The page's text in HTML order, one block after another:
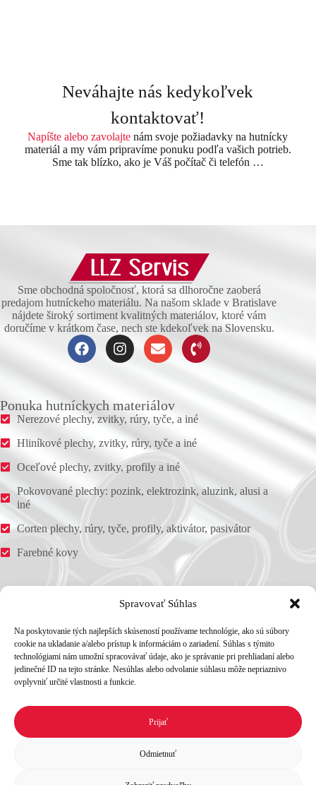
Spravovať Súhlas
Na poskytovanie tých najlepších skúseností používame technológie, ako sú súbory
cookie na ukladanie a/alebo prístup k informáciám o zariadení. Súhlas s týmito
technológiami nám umožní spracovávať údaje, ako je správanie pri prehliadaní alebo
jedinečné ID na tejto stránke. Nesúhlas alebo odvolanie súhlasu môže nepriaznivo
ovplyvniť určité vlastnosti a funkcie.
Prijať
Odmietnuť
Neváhajte nás kedykoľvek
kontaktovať!
Napíšte alebo zavolajte nám svoje požiadavky na hutnícky
materiál a my vám pripravíme ponuku podľa vašich potrieb.
Sme tak blízko, ako je Váš počítač či telefón …
Sme obchodná spoločnosť, ktorá sa dlhoročne zaoberá
predajom hutníckeho materiálu. Na našom sklade v Bratislave
nájdete široký sortiment kvalitných materiálov, ktoré vám
doručíme v krátkom čase, nech ste kdekoľvek na Slovensku.
Ponuka hutníckych materiálov
Nerezové plechy, zvitky, rúry, tyče, a iné
Hliníkové plechy, zvitky, rúry, tyče a iné
Oceľové plechy, zvitky, profily a iné
Pokovované plechy: pozink, elektrozink, aluzink, alusi a
iné
Corten plechy, rúry, tyče, profily, aktivátor, pasivátor
Farebné kovy
Stará Vajnorská 39, 831 04 Bratislava
Telefón
+421 911 449 162
+421 911 449 120
E-mail
Ochrana osobných údajov